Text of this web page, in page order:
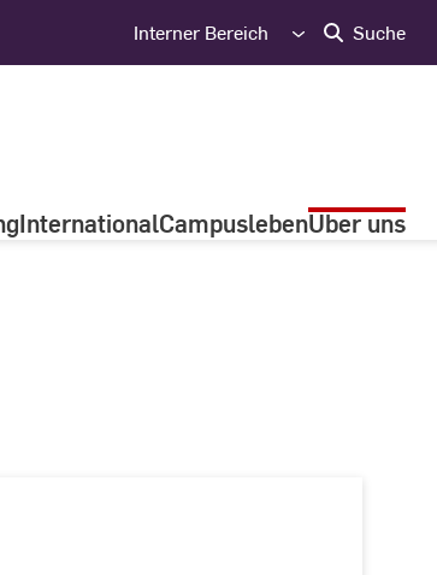
Interner Bereich Suche
InternationalCampuslebenÜber uns